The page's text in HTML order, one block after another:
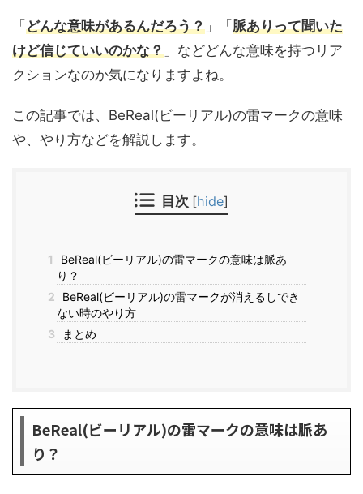
「 どんな意味があるんだろう？ 」「 脈ありって聞いた
けど信じていいのかな？ 」などどんな意味を持つリア
クションなのか気になりますよね。
この記事では、BeReal(ビーリアル)の雷マークの意味
や、やり方などを解説します。
目次 [hide]
1
BeReal(ビーリアル)の雷マークの意味は脈あ
り？
2
BeReal(ビーリアル)の雷マークが消えるしでき
ない時のやり方
3
まとめ
BeReal(ビーリアル)の雷マークの意味は脈あ
り？